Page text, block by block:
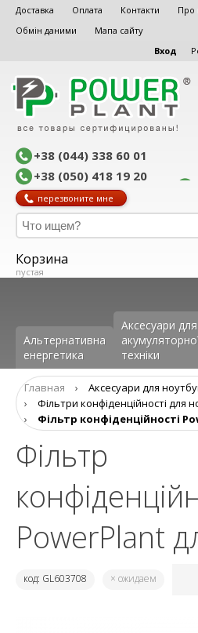
Доставка Оплата Контакти Про
Обмін даними
Мапа сайту
Вход
+38 (044) 338 60 01
+38 (050) 418 19 20
перезвоните мне
Корзина
пустая
Альтернативна
енергетика
Аксесуари для
техніки
Главная ›
Аксесуари для
›
Фільтри конфіденційності для
›
Фільтр конфіденційності
Фільтр
PowerPlant
код: GL603708 × ожидаем